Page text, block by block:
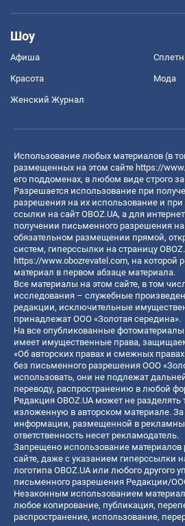
Шоу
Афиша
Красота Мода
Женский Журнал
Использование любых материалов (в
размещенных на этом сайте https://
его поддоменах, в любом виде строго
Разрешается использование при
разрешения на их использование и при
ссылки на сайт OBOZ.UA, а для
получении письменного разрешения
обязательном размещении прямой,
систем, гиперссылки на страницу
https://www.obozrevatel.com, на которой
материал в первом абзаце материала.
Все материалы на этом сайте, в том
исследования – служебные
редакции, исключительные
принадлежат ООО «Золотая середина».
На все опубликованные
имеет имущественные права,
«Об авторских правах и смежных
без письменного разрешения ООО
использовать, они не подлежат
переводу, распространению в любой
Редакция OBOZ.UA может не разделять
изложенную в авторском материале. За
информации, размещенной в
ответственность несет рекламодатель.
Запрещено использование
сайте, даже с указанием гиперссылки
логотипа OBOZ.UA или любого другого
письменного разрешения Редакции/
Незаконным использованием
любое копирование, публикация,
распространение, использование,